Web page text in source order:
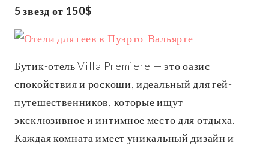
5 звезд от 150$
Бутик-отель Villa Premiere — это оазис
спокойствия и роскоши, идеальный для гей-
путешественников, которые ищут
эксклюзивное и интимное место для отдыха.
Каждая комната имеет уникальный дизайн и